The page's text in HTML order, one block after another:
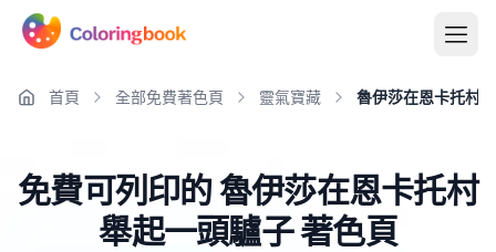
首頁 全部免費著色頁 靈氣寶藏 魯伊莎在恩卡托村
免費可列印的 魯伊莎在恩卡托村
舉起一頭驢子 著色頁